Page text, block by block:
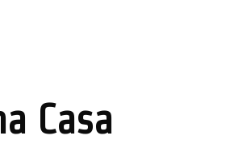
Casa